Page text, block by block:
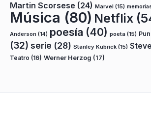
Martin Scorsese (24) Marvel (15)
Música (80) Netflix
Anderson (14) poesía (40) poeta (15)
(32) serie (28) Stanley Kubrick (15)
Teatro (16) Werner Herzog (17)